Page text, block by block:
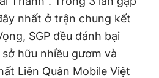
nhất ở trận chung kết
SGP đều đánh bại
hữu nhiều gươm và
Liên Quân Mobile Việt